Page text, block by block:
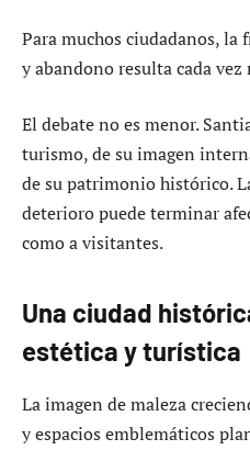
Para muchos ciudadanos,
y abandono resulta cada vez
El debate no es menor.
turismo, de su imagen
de su patrimonio histórico.
deterioro puede terminar
como a visitantes.
Una ciudad
estética y turística
La imagen de maleza
y espacios emblemáticos